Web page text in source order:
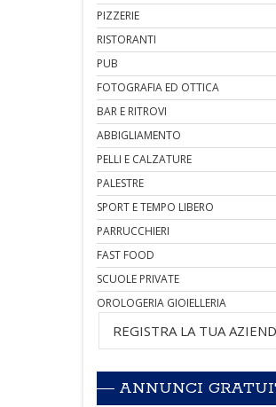
PIZZERIE
RISTORANTI
PUB
FOTOGRAFIA ED OTTICA
BAR E RITROVI
ABBIGLIAMENTO
PELLI E CALZATURE
PALESTRE
SPORT E TEMPO LIBERO
PARRUCCHIERI
FAST FOOD
SCUOLE PRIVATE
OROLOGERIA GIOIELLERIA
REGISTRA LA TUA
ANNUNCI